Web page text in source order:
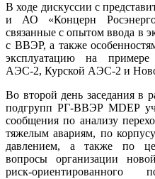
В ходе дискуссии с
и АО «Концерн
связанные с опытом ввода в
с ВВЭР, а также
эксплуатацию на примере
АЭС-2, Курской АЭС-2 и
Во второй день заседания в
подгрупп РГ-ВВЭР MDEP
сообщения по анализу
тяжелым авариям, по
давлением, а также по
вопросы организации
риск-